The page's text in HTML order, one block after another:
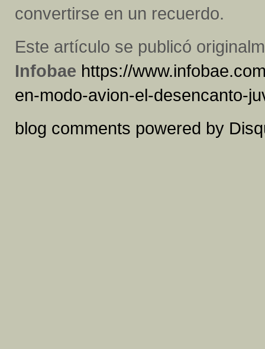
convertirse en un recuerdo.
Este artículo se publicó
Infobae https://
en-modo-avion-el-desencanto-
blog comments powered by